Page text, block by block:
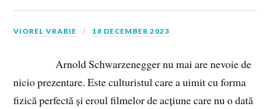
VIOREL VRABIE 18 DECEMBER 2023
Arnold Schwarzenegger nu mai are nevoie de
nicio prezentare. Este culturistul care a uimit cu forma
fizică perfectă și eroul filmelor de acțiune care nu o dată